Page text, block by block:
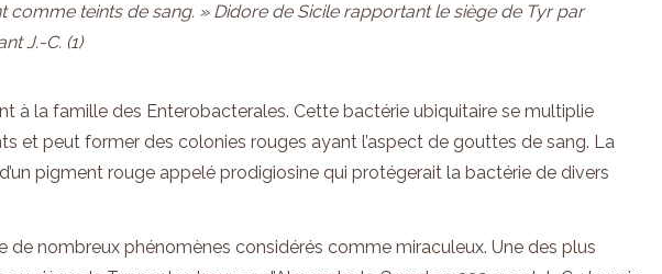
comme teints de sang. » Didore de Sicile rapportant le siège de Tyr par
J.-C. (1)
à la famille des Enterobacterales. Cette bactérie ubiquitaire se multiplie
et peut former des colonies rouges ayant l’aspect de gouttes de sang. La
pigment rouge appelé prodigiosine qui protégerait la bactérie de divers
de nombreux phénomènes considérés comme miraculeux. Une des plus